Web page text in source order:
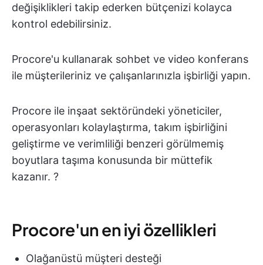
değişiklikleri takip ederken bütçenizi kolayca
kontrol edebilirsiniz.
Procore'u kullanarak sohbet ve video konferans
ile müşterileriniz ve çalışanlarınızla işbirliği yapın.
Procore ile inşaat sektöründeki yöneticiler,
operasyonları kolaylaştırma, takım işbirliğini
geliştirme ve verimliliği benzeri görülmemiş
boyutlara taşıma konusunda bir müttefik
kazanır. ?️
Procore'un en iyi özellikleri
Olağanüstü müşteri desteği